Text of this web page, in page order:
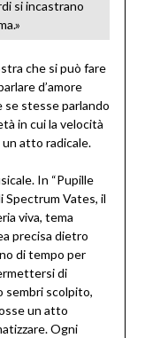
si incastrano
che si può fare
d’amore
se stesse parlando
in cui la velocità
atto radicale.
In “Pupille
Spectrum Vates, il
viva, tema
precisa dietro
di tempo per
di
sembri scolpito,
un atto
Ogni